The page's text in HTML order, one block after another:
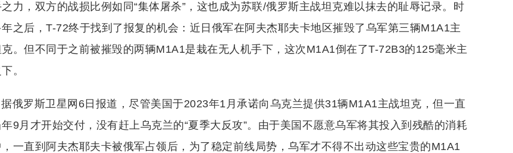
力，双方的战损比例如同“集体屠杀”，这也成为苏联/俄罗斯主战坦克难以抹去的耻辱记录。时
年之后，T-72终于找到了报复的机会：近日俄军在阿夫杰耶夫卡地区摧毁了乌军第三辆M1A1主
。但不同于之前被摧毁的两辆M1A1是栽在无人机手下，这次M1A1倒在了T-72B3的125毫米主
。
据俄罗斯卫星网6日报道，尽管美国于2023年1月承诺向乌克兰提供31辆M1A1主战坦克，但一直
9月才开始交付，没有赶上乌克兰的“夏季大反攻”。由于美国不愿意乌军将其投入到残酷的消耗
一直到阿夫杰耶夫卡被俄军占领后，为了稳定前线局势，乌军才不得不出动这些宝贵的M1A1